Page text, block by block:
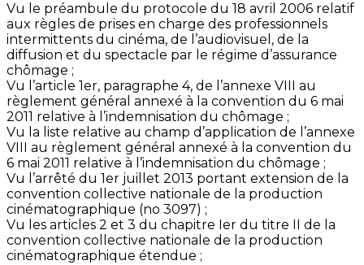
Vu le préambule du protocole du 18 avril 2006 relatif
aux règles de prises en charge des professionnels
intermittents du cinéma, de l’audiovisuel, de la
diffusion et du spectacle par le régime d’assurance
chômage ;
Vu l’article 1er, paragraphe 4, de l’annexe VIII au
règlement général annexé à la convention du 6 mai
2011 relative à l’indemnisation du chômage ;
Vu la liste relative au champ d’application de l’annexe
VIII au règlement général annexé à la convention du
6 mai 2011 relative à l’indemnisation du chômage ;
Vu l’arrêté du 1er juillet 2013 portant extension de la
convention collective nationale de la production
cinématographique (no 3097) ;
Vu les articles 2 et 3 du chapitre Ier du titre II de la
convention collective nationale de la production
cinématographique étendue ;